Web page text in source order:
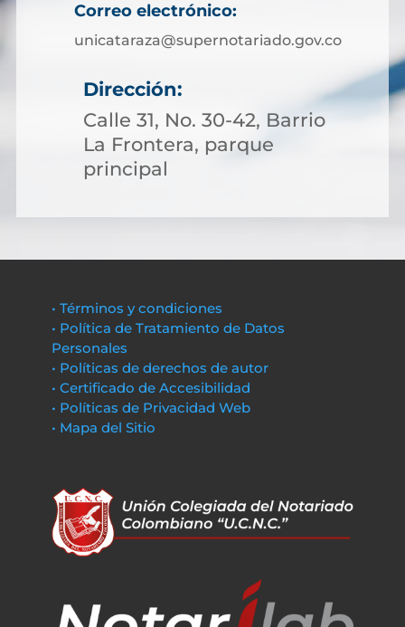
Correo electrónico:
unicataraza@supernotariado.gov.co
Dirección:
Calle 31, No. 30-42, Barrio
La Frontera, parque
principal
• Términos y condiciones
• Política de Tratamiento de Datos
Personales
• Políticas de derechos de autor
• Certificado de Accesibilidad
• Políticas de Privacidad Web
• Mapa del Sitio